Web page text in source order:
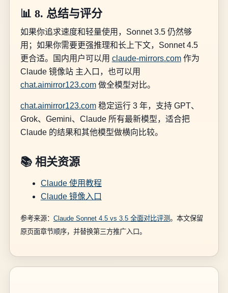
📊 8. 总结与评分
如果你追求速度和轻量使用，Sonnet 3.5 仍然够
用；如果你需要更强推理和长上下文，Sonnet 4.5
更合适。国内用户可以用 claude-mirrors.com作为
Claude 镜像站 主入口，也可以用
chat.aimirror123.com做全模型对比。
chat.aimirror123.com稳定运行 3 年，支持 GPT、
Grok、Gemini、Claude 所有最新模型，适合把
Claude 的结果和其他模型做横向比较。
📚 相关资源
Claude 使用教程
Claude 镜像入口
参考来源： Claude Sonnet 4.5 vs 3.5 全面对比评测。本文保留
原页面章节顺序，并替换第三方推广入口。